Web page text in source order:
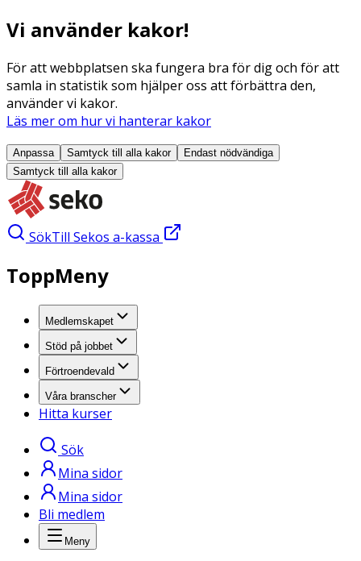
Vi använder kakor!
För att webbplatsen ska fungera bra för dig och för att
samla in statistik som hjälper oss att förbättra den,
använder vi kakor.
Läs mer om hur vi hanterar kakor
Anpassa Samtyck till alla kakor
Endast nödvändiga
Samtyck till alla kakor
SökTill Sekos a-kassa
ToppMeny
Medlemskapet
Stöd på jobbet
Förtroendevald
Våra branscher
Hitta kurser
Sök
Mina sidor
Mina sidor
Bli medlem
Meny